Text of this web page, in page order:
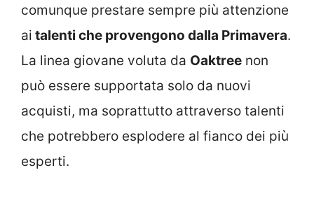
comunque prestare sempre più attenzione
ai talenti che provengono dalla Primavera.
La linea giovane voluta da Oaktree non
può essere supportata solo da nuovi
acquisti, ma soprattutto attraverso talenti
che potrebbero esplodere al fianco dei più
esperti.